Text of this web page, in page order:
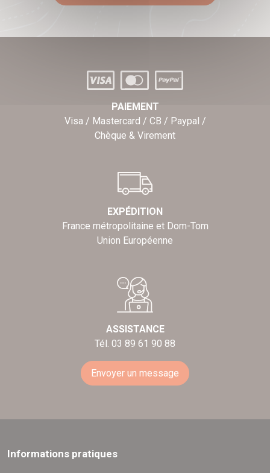
PAIEMENT
Visa / Mastercard / CB / Paypal /
Chèque & Virement
EXPÉDITION
France métropolitaine et Dom-Tom
Union Européenne
ASSISTANCE
Tél. 03 89 61 90 88
Envoyer un message
Informations pratiques